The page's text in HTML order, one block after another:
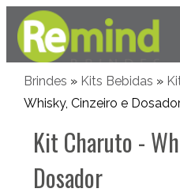
Brindes » Kits Bebidas »
Whisky, Cinzeiro e
Kit Charuto -
Dosador